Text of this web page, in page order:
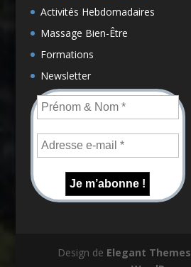
Activités Hebdomadaires
Massage Bien-Être
Formations
Newsletter
Design de Elegant Themes